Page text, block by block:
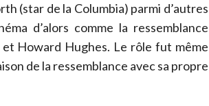
(star de la Columbia) parmi d’autres
d’alors comme la ressemblance
Howard Hughes. Le rôle fut même
de la ressemblance avec sa propre